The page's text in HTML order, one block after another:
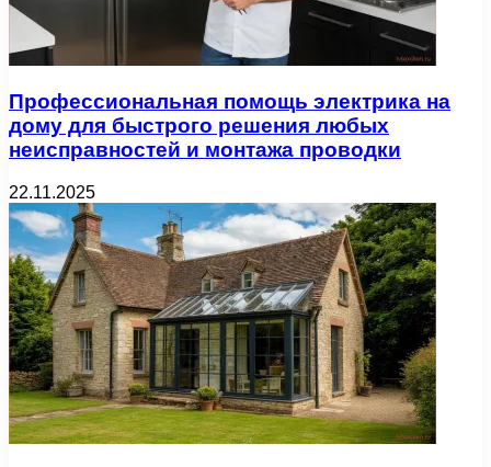
Профессиональная помощь электрика на
дому для быстрого решения любых
неисправностей и монтажа проводки
22.11.2025